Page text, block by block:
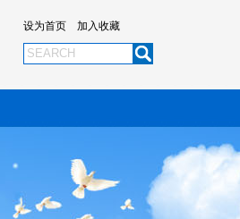
设为首页 加入收藏